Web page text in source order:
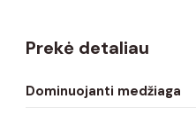
Prekė detaliau
Dominuojanti medžiaga